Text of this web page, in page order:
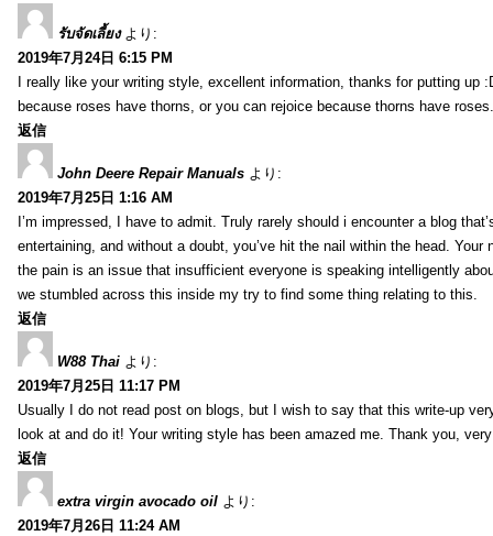
รับจัดเลี้ยง より:
2019年7月24日 6:15 PM
I really like your writing style, excellent information, thanks for putting up
because roses have thorns, or you can rejoice because thorns have
返信
John Deere Repair Manuals より:
2019年7月25日 1:16 AM
I’m impressed, I have to admit. Truly rarely should i encounter a blog
entertaining, and without a doubt, you’ve hit the nail within the head. Your
the pain is an issue that insufficient everyone is speaking intelligently
we stumbled across this inside my try to find some thing relating to this.
返信
W88 Thai より:
2019年7月25日 11:17 PM
Usually I do not read post on blogs, but I wish to say that this write-up
look at and do it! Your writing style has been amazed me. Thank you,
返信
extra virgin avocado oil より:
2019年7月26日 11:24 AM